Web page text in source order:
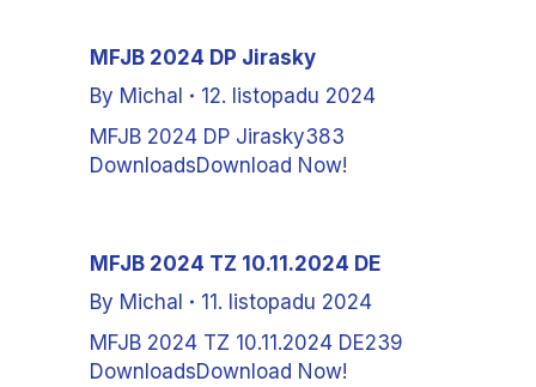
MFJB 2024 DP Jirasky
By Michal
12. listopadu 2024
MFJB 2024 DP Jirasky383
DownloadsDownload Now!
MFJB 2024 TZ 10.11.2024 DE
By Michal
11. listopadu 2024
MFJB 2024 TZ 10.11.2024 DE239
DownloadsDownload Now!